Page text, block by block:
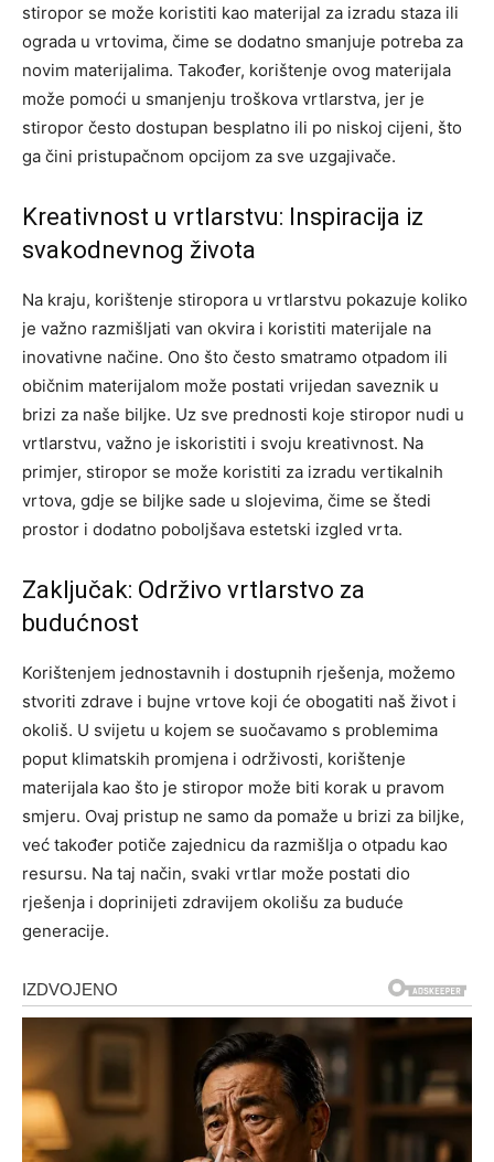
stiropor se može koristiti kao materijal za izradu staza ili
ograda u vrtovima, čime se dodatno smanjuje potreba za
novim materijalima. Također, korištenje ovog materijala
može pomoći u smanjenju troškova vrtlarstva, jer je
stiropor često dostupan besplatno ili po niskoj cijeni, što
ga čini pristupačnom opcijom za sve uzgajivače.
Kreativnost u vrtlarstvu: Inspiracija iz
svakodnevnog života
Na kraju, korištenje stiropora u vrtlarstvu pokazuje koliko
je važno razmišljati van okvira i koristiti materijale na
inovativne načine. Ono što često smatramo otpadom ili
običnim materijalom može postati vrijedan saveznik u
brizi za naše biljke. Uz sve prednosti koje stiropor nudi u
vrtlarstvu, važno je iskoristiti i svoju kreativnost. Na
primjer, stiropor se može koristiti za izradu vertikalnih
vrtova, gdje se biljke sade u slojevima, čime se štedi
prostor i dodatno poboljšava estetski izgled vrta.
Zaključak: Održivo vrtlarstvo za
budućnost
Korištenjem jednostavnih i dostupnih rješenja, možemo
stvoriti zdrave i bujne vrtove koji će obogatiti naš život i
okoliš. U svijetu u kojem se suočavamo s problemima
poput klimatskih promjena i održivosti, korištenje
materijala kao što je stiropor može biti korak u pravom
smjeru. Ovaj pristup ne samo da pomaže u brizi za biljke,
već također potiče zajednicu da razmišlja o otpadu kao
resursu. Na taj način, svaki vrtlar može postati dio
rješenja i doprinijeti zdravijem okolišu za buduće
generacije.